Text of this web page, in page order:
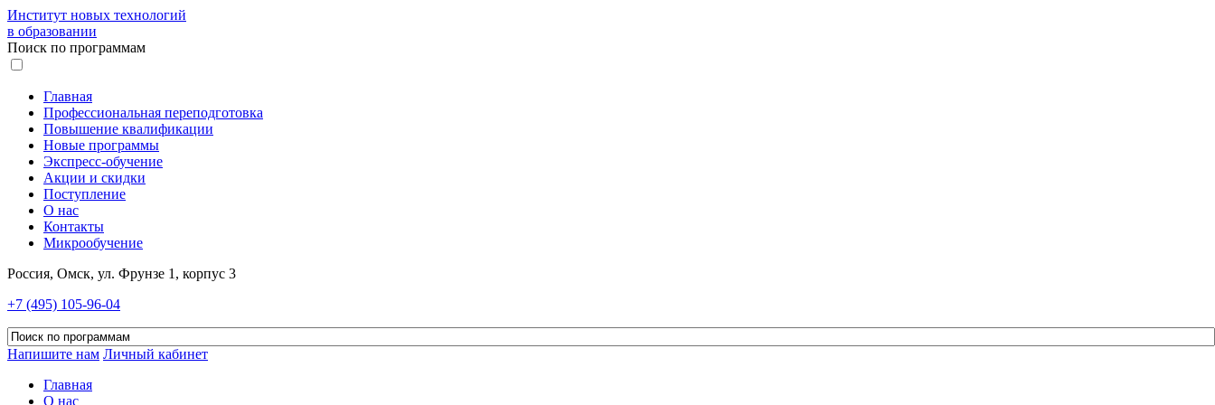
Институт новых технологий
в образовании
Поиск по программам
Главная
Профессиональная переподготовка
Повышение квалификации
Новые программы
Экспресс-обучение
Акции и скидки
Поступление
О нас
Контакты
Микрообучение
Россия, Омск, ул. Фрунзе 1, корпус 3
+7 (495) 105-96-04
Напишите нам Личный кабинет
Главная
О нас